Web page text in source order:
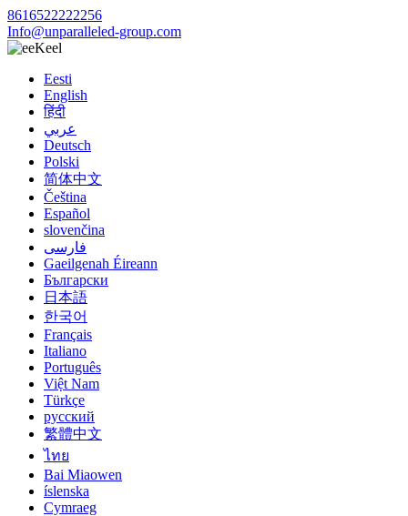
8616522222256
Info@unparalleled-group.com
Keel
Eesti
English
हिंदी
عربي
Deutsch
Polski
简体中文
Čeština
Español
slovenčina
فارسی
Gaeilgenah Éireann
Български
日本語
한국어
Français
Italiano
Português
Việt Nam
Türkçe
русский
繁體中文
ไทย
Bai Miaowen
íslenska
Cymraeg